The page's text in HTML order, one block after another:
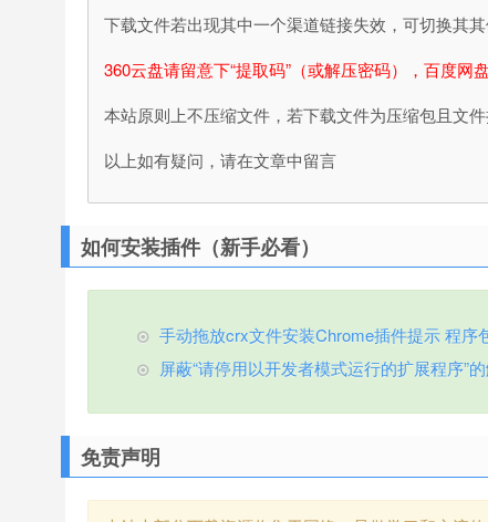
下载文件若出现其中一个渠道链接失效，可切换其
360云盘请留意下“提取码”（或解压密码），百度网
本站原则上不压缩文件，若下载文件为压缩包且文
以上如有疑问，请在文章中留言
如何安装插件（新手必看）
手动拖放crx文件安装Chrome插件提示 程序
屏蔽“请停用以开发者模式运行的扩展程序”
免责声明